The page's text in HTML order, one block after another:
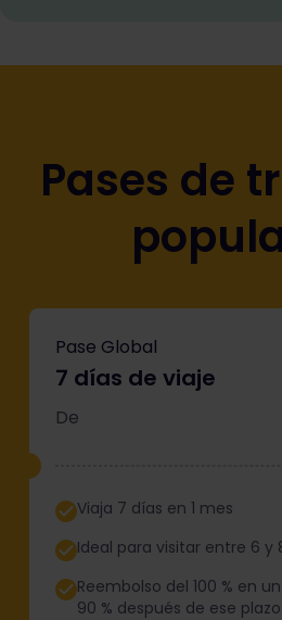
Pases de
Pase Global
7 días de viaje
De
Viaja 7 días en 1 mes
Ideal para visitar entre 6 y
Reembolso del 100 % en
90 % después de ese plazo